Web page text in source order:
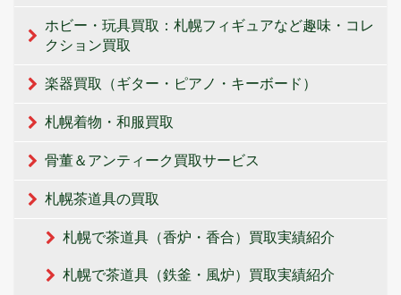
ホビー・玩具買取：札幌フィギュアなど趣味・コレ
クション買取
楽器買取（ギター・ピアノ・キーボード）
札幌着物・和服買取
骨董＆アンティーク買取サービス
札幌茶道具の買取
札幌で茶道具（香炉・香合）買取実績紹介
札幌で茶道具（鉄釜・風炉）買取実績紹介